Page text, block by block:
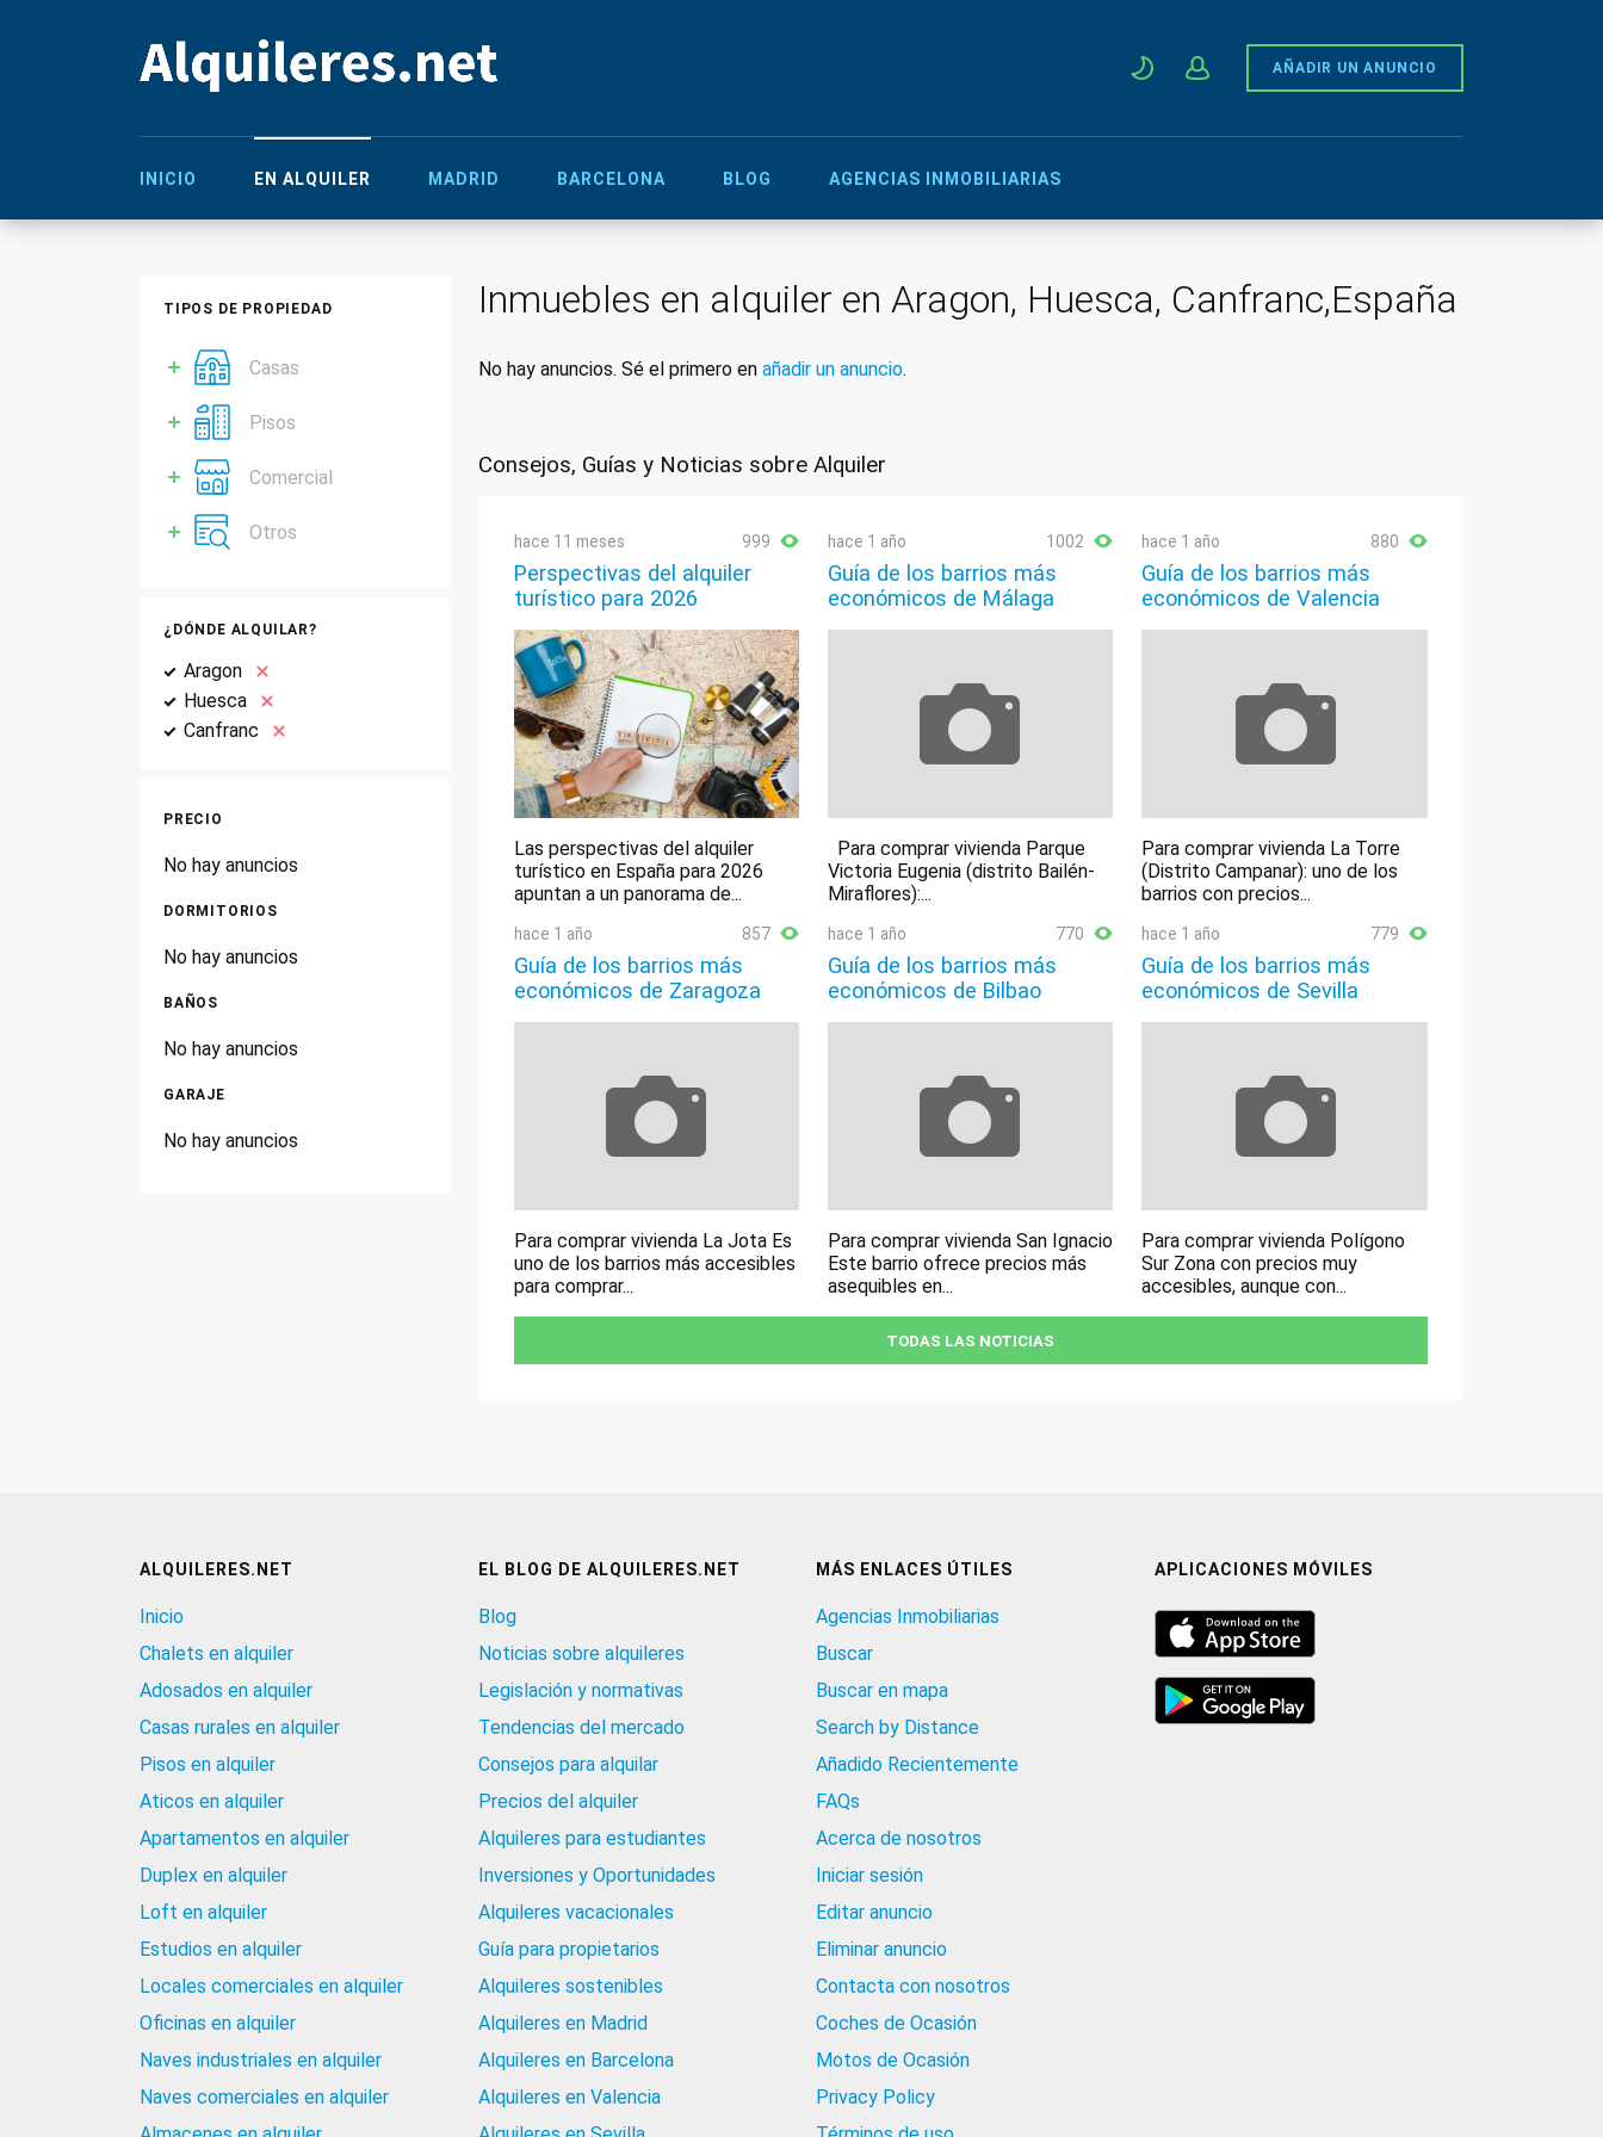
AÑADIR UN ANUNCIO
INICIO EN ALQUILER MADRID BARCELONA BLOG AGENCIAS INMOBILIARIAS
TIPOS DE PROPIEDAD
Casas
Pisos
Comercial
Otros
¿DÓNDE ALQUILAR?
Aragon
Huesca
Canfranc
PRECIO
No hay anuncios
DORMITORIOS
No hay anuncios
BAÑOS
No hay anuncios
GARAJE
No hay anuncios
Inmuebles en alquiler en Aragon, Huesca, Canfranc,España
No hay anuncios. Sé el primero en añadir un anuncio.
Consejos, Guías y Noticias sobre Alquiler
hace 11 meses 999
Perspectivas del alquiler
turístico para 2026
Las perspectivas del alquiler
turístico en España para 2026
apuntan a un panorama de...
hace 1 año 1002
Guía de los barrios más
económicos de Málaga
Para comprar vivienda Parque
Victoria Eugenia (distrito Bailén-
Miraflores):...
hace 1 año 880
Guía de los barrios más
económicos de Valencia
Para comprar vivienda La Torre
(Distrito Campanar): uno de los
barrios con precios...
hace 1 año 857
Guía de los barrios más
económicos de Zaragoza
Para comprar vivienda La Jota Es
uno de los barrios más accesibles
para comprar...
hace 1 año 770
Guía de los barrios más
económicos de Bilbao
Para comprar vivienda San Ignacio
Este barrio ofrece precios más
asequibles en...
hace 1 año 779
Guía de los barrios más
económicos de Sevilla
Para comprar vivienda Polígono
Sur Zona con precios muy
accesibles, aunque con...
TODAS LAS NOTICIAS
ALQUILERES.NET
Inicio
Chalets en alquiler
Adosados en alquiler
Casas rurales en alquiler
Pisos en alquiler
Aticos en alquiler
Apartamentos en alquiler
Duplex en alquiler
Loft en alquiler
Estudios en alquiler
Locales comerciales en alquiler
Oficinas en alquiler
Naves industriales en alquiler
Naves comerciales en alquiler
EL BLOG DE ALQUILERES.NET
Blog
Noticias sobre alquileres
Legislación y normativas
Tendencias del mercado
Consejos para alquilar
Precios del alquiler
Alquileres para estudiantes
Inversiones y Oportunidades
Alquileres vacacionales
Guía para propietarios
Alquileres sostenibles
Alquileres en Madrid
Alquileres en Barcelona
Alquileres en Valencia
MÁS ENLACES ÚTILES
Agencias Inmobiliarias
Buscar
Buscar en mapa
Search by Distance
Añadido Recientemente
FAQs
Acerca de nosotros
Iniciar sesión
Editar anuncio
Eliminar anuncio
Contacta con nosotros
Coches de Ocasión
Motos de Ocasión
Privacy Policy
APLICACIONES MÓVILES